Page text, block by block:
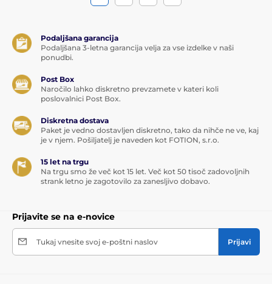
Podaljšana garancija
Podaljšana 3-letna garancija velja za vse izdelke v naši
ponudbi.
Post Box
Naročilo lahko diskretno prevzamete v kateri koli
poslovalnici Post Box.
Diskretna dostava
Paket je vedno dostavljen diskretno, tako da nihče ne ve, kaj
je v njem. Pošiljatelj je naveden kot FOTION, s.r.o.
15 let na trgu
Na trgu smo že več kot 15 let. Več kot 50 tisoč zadovoljnih
strank letno je zagotovilo za zanesljivo dobavo.
Prijavite se na e-novice
Tukaj vnesite svoj e-poštni naslov Prijavi